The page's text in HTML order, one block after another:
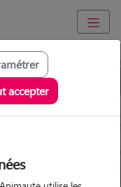
idéal !
Visites
Visites
accepter